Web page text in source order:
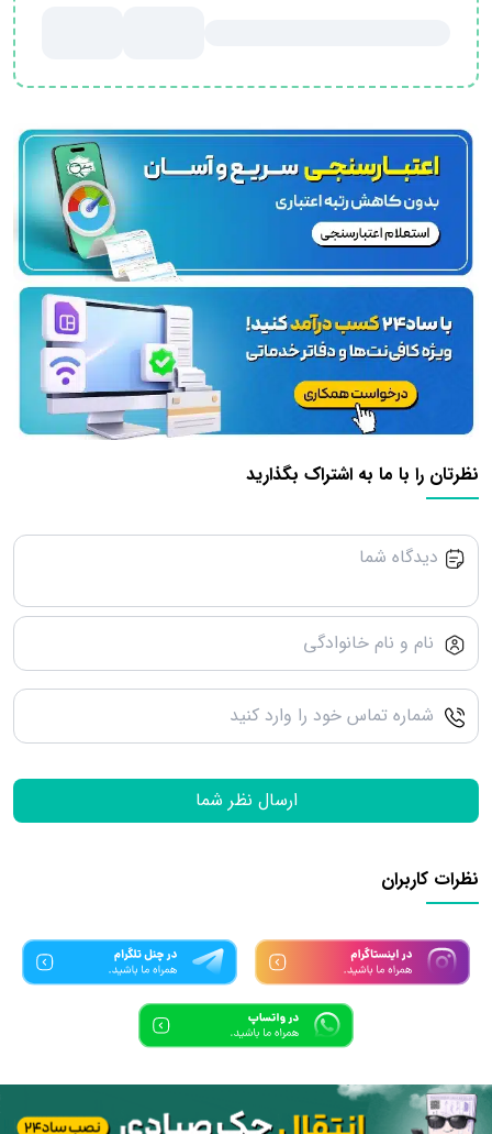
نظرتان را با ما به اشتراک بگذارید
ارسال نظر شما
نظرات کاربران
تمامی حقوق مادی و معنوی این سرویس متعلق به سامانه دانش بنیانساد24